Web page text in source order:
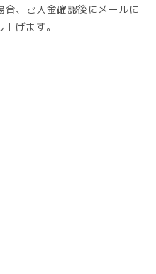
、ご入金確認後にメールに
げます。